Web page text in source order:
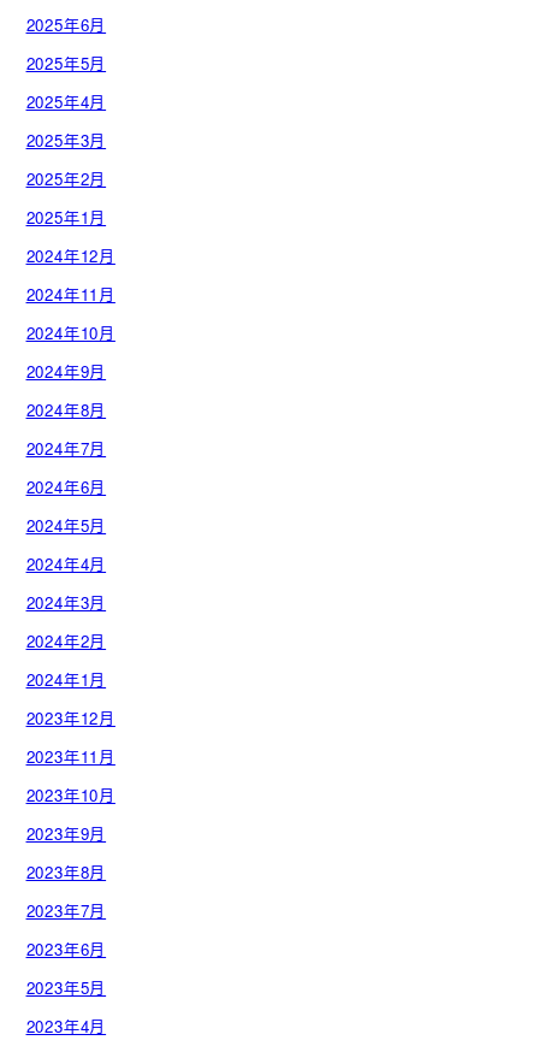
2025年6月
2025年5月
2025年4月
2025年3月
2025年2月
2025年1月
2024年12月
2024年11月
2024年10月
2024年9月
2024年8月
2024年7月
2024年6月
2024年5月
2024年4月
2024年3月
2024年2月
2024年1月
2023年12月
2023年11月
2023年10月
2023年9月
2023年8月
2023年7月
2023年6月
2023年5月
2023年4月